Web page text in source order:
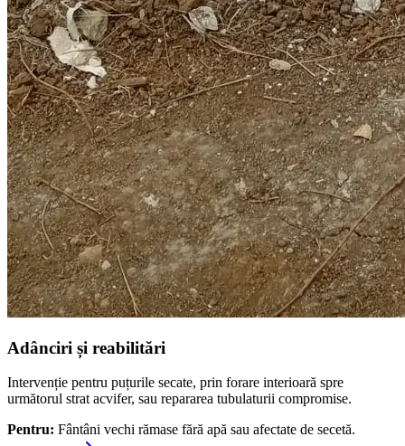
Adânciri și reabilitări
Intervenție pentru puțurile secate, prin forare interioară spre
următorul strat acvifer, sau repararea tubulaturii compromise.
Pentru: Fântâni vechi rămase fără apă sau afectate de secetă.